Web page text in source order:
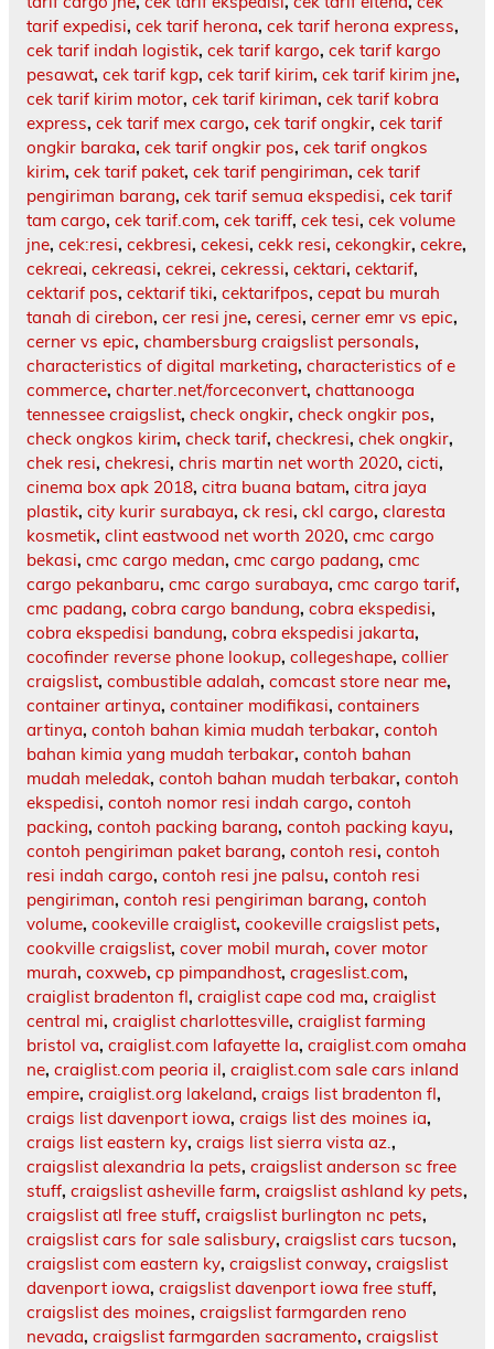
tarif expedisi, cek tarif herona, cek tarif herona express,
cek tarif indah logistik, cek tarif kargo, cek tarif kargo
pesawat, cek tarif kgp, cek tarif kirim, cek tarif kirim jne,
cek tarif kirim motor, cek tarif kiriman, cek tarif kobra
express, cek tarif mex cargo, cek tarif ongkir, cek tarif
ongkir baraka, cek tarif ongkir pos, cek tarif ongkos
kirim, cek tarif paket, cek tarif pengiriman, cek tarif
pengiriman barang, cek tarif semua ekspedisi, cek tarif
tam cargo, cek tarif.com, cek tariff, cek tesi, cek volume
jne, cek:resi, cekbresi, cekesi, cekk resi, cekongkir, cekre,
cekreai, cekreasi, cekrei, cekressi, cektari, cektarif,
cektarif pos, cektarif tiki, cektarifpos, cepat bu murah
tanah di cirebon, cer resi jne, ceresi, cerner emr vs epic,
cerner vs epic, chambersburg craigslist personals,
characteristics of digital marketing, characteristics of e
commerce, charter.net/forceconvert, chattanooga
tennessee craigslist, check ongkir, check ongkir pos,
check ongkos kirim, check tarif, checkresi, chek ongkir,
chek resi, chekresi, chris martin net worth 2020, cicti,
cinema box apk 2018, citra buana batam, citra jaya
plastik, city kurir surabaya, ck resi, ckl cargo, claresta
kosmetik, clint eastwood net worth 2020, cmc cargo
bekasi, cmc cargo medan, cmc cargo padang, cmc
cargo pekanbaru, cmc cargo surabaya, cmc cargo tarif,
cmc padang, cobra cargo bandung, cobra ekspedisi,
cobra ekspedisi bandung, cobra ekspedisi jakarta,
cocofinder reverse phone lookup, collegeshape, collier
craigslist, combustible adalah, comcast store near me,
container artinya, container modifikasi, containers
artinya, contoh bahan kimia mudah terbakar, contoh
bahan kimia yang mudah terbakar, contoh bahan
mudah meledak, contoh bahan mudah terbakar, contoh
ekspedisi, contoh nomor resi indah cargo, contoh
packing, contoh packing barang, contoh packing kayu,
contoh pengiriman paket barang, contoh resi, contoh
resi indah cargo, contoh resi jne palsu, contoh resi
pengiriman, contoh resi pengiriman barang, contoh
volume, cookeville craiglist, cookeville craigslist pets,
cookville craigslist, cover mobil murah, cover motor
murah, coxweb, cp pimpandhost, crageslist.com,
craiglist bradenton fl, craiglist cape cod ma, craiglist
central mi, craiglist charlottesville, craiglist farming
bristol va, craiglist.com lafayette la, craiglist.com omaha
ne, craiglist.com peoria il, craiglist.com sale cars inland
empire, craiglist.org lakeland, craigs list bradenton fl,
craigs list davenport iowa, craigs list des moines ia,
craigs list eastern ky, craigs list sierra vista az.,
craigslist alexandria la pets, craigslist anderson sc free
stuff, craigslist asheville farm, craigslist ashland ky pets,
craigslist atl free stuff, craigslist burlington nc pets,
craigslist cars for sale salisbury, craigslist cars tucson,
craigslist com eastern ky, craigslist conway, craigslist
davenport iowa, craigslist davenport iowa free stuff,
craigslist des moines, craigslist farmgarden reno
nevada, craigslist farmgarden sacramento, craigslist